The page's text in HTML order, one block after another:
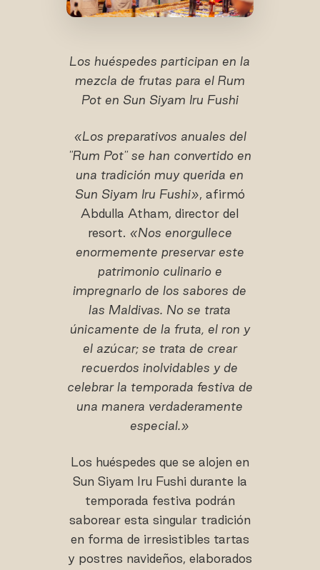
Los huéspedes participan en la
mezcla de frutas para el Rum
Pot en Sun Siyam Iru Fushi
«Los preparativos anuales del
"Rum Pot" se han convertido en
una tradición muy querida en
Sun Siyam Iru Fushi», afirmó
Abdulla Atham, director del
resort. «Nos enorgullece
enormemente preservar este
patrimonio culinario e
impregnarlo de los sabores de
las Maldivas. No se trata
únicamente de la fruta, el ron y
el azúcar; se trata de crear
recuerdos inolvidables y de
celebrar la temporada festiva de
una manera verdaderamente
especial.»
Los huéspedes que se alojen en
Sun Siyam Iru Fushi durante la
temporada festiva podrán
saborear esta singular tradición
en forma de irresistibles tartas
y postres navideños, elaborados